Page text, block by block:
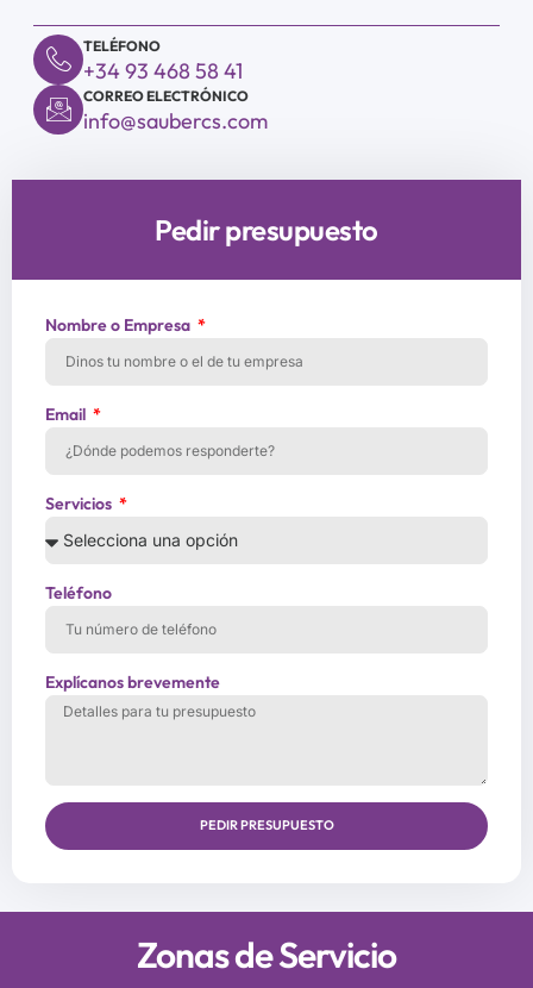
Pedir presupuesto
Nombre o Empresa
Email
Servicios
Teléfono
Explícanos brevemente
PEDIR PRESUPUESTO
TELÉFONO
+34 93 468 58 41
CORREO ELECTRÓNICO
info@saubercs.com
Zonas de Servicio